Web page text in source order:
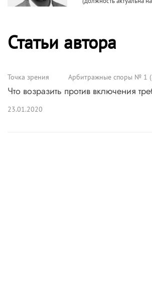
Статьи автора
Точка зрения Арбитражные споры № 1
Что возразить против включения
23.01.2020